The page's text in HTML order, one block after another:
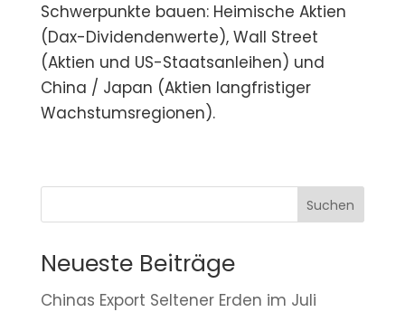
Schwerpunkte bauen: Heimische Aktien
(Dax-Dividendenwerte), Wall Street
(Aktien und US-Staatsanleihen) und
China / Japan (Aktien langfristiger
Wachstumsregionen).
Suchen
Neueste Beiträge
Chinas Export Seltener Erden im Juli